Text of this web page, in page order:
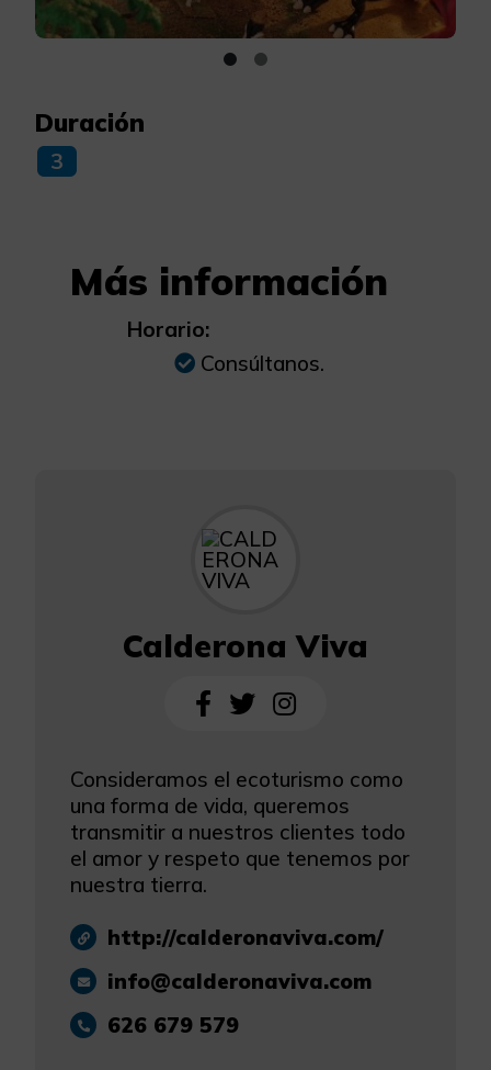
Duración
3
Más información
Horario:
Consúltanos.
Calderona Viva
Consideramos el ecoturismo como
una forma de vida, queremos
transmitir a nuestros clientes todo
el amor y respeto que tenemos por
nuestra tierra.
http://calderonaviva.com/
info@calderonaviva.com
626 679 579